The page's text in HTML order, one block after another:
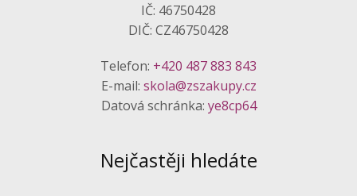
IČ: 46750428
DIČ: CZ46750428
Telefon: +420 487 883 843
E-mail: skola@zszakupy.cz
Datová schránka: ye8cp64
Nejčastěji hledáte